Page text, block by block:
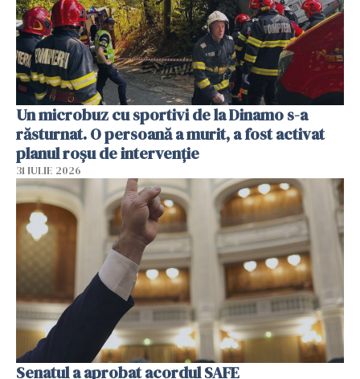
Un microbuz cu sportivi de la Dinamo s-a
răsturnat. O persoană a murit, a fost activat
planul roșu de intervenție
31 IULIE 2026
Senatul a aprobat acordul SAFE